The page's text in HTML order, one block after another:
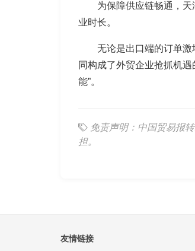
为保障供应链畅通，
业时长。
无论是出口端的订单
同构成了外贸企业抢抓机
能”。
免责声明：中国贸易报
担。
友情链接